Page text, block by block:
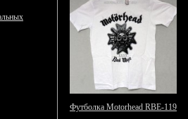
Футболка Motorhead RBE-119